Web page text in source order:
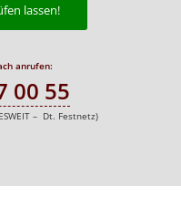
lassen!
anrufen:
00 55
– Dt. Festnetz)